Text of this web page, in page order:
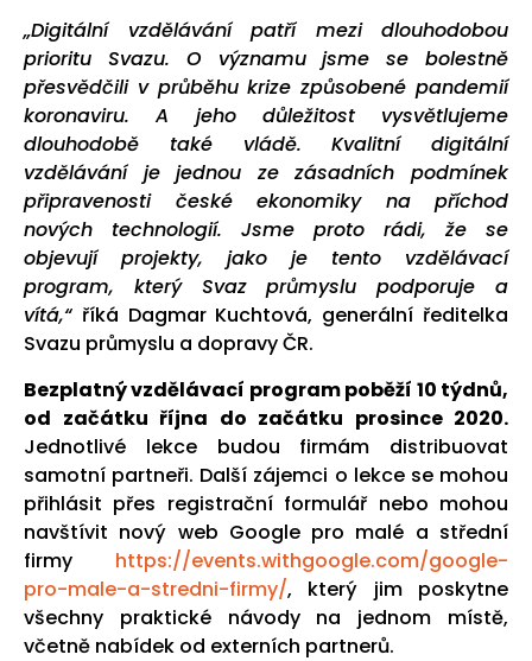
„Digitální vzdělávání patří mezi dlouhodobou
prioritu Svazu. O významu jsme se bolestně
přesvědčili v průběhu krize způsobené pandemií
koronaviru. A jeho důležitost vysvětlujeme
dlouhodobě také vládě. Kvalitní digitální
vzdělávání je jednou ze zásadních podmínek
připravenosti české ekonomiky na příchod
nových technologií. Jsme proto rádi, že se
objevují projekty, jako je tento vzdělávací
program, který Svaz průmyslu podporuje a
vítá,“ říká Dagmar Kuchtová, generální ředitelka
Svazu průmyslu a dopravy ČR.
Bezplatný vzdělávací program poběží 10 týdnů,
od začátku října do začátku prosince 2020.
Jednotlivé lekce budou firmám distribuovat
samotní partneři. Další zájemci o lekce se mohou
přihlásit přes registrační formulář nebo mohou
navštívit nový web Google pro malé a střední
firmy https://events.withgoogle.com/google-
pro-male-a-stredni-firmy/, který jim poskytne
všechny praktické návody na jednom místě,
včetně nabídek od externích partnerů.